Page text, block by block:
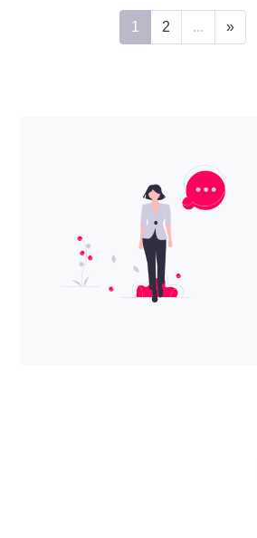
1 2 ... »